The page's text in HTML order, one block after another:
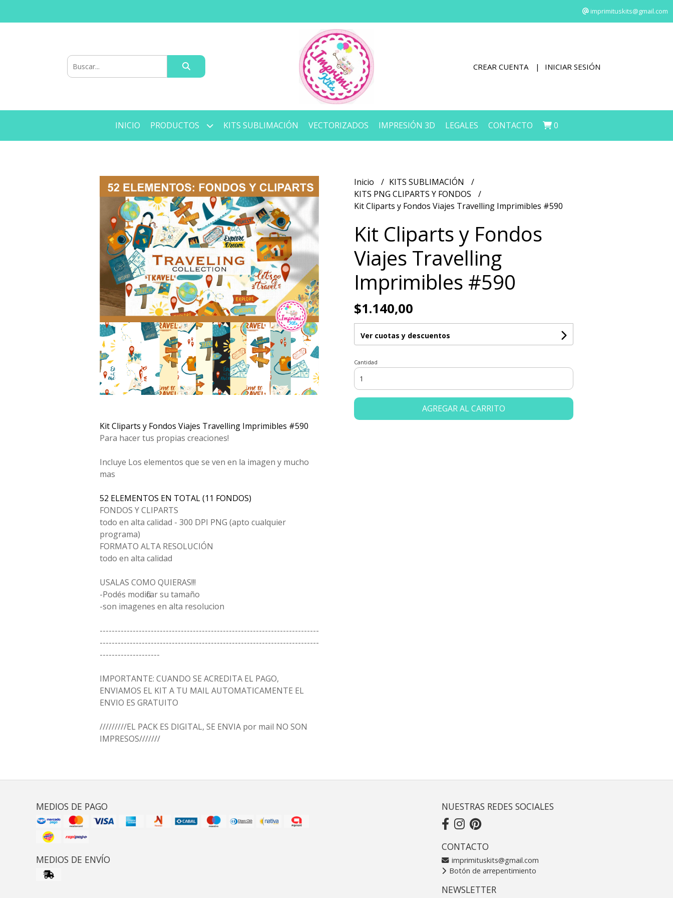
imprimituskits@gmail.com
CREAR CUENTA INICIAR SESIÓN
INICIO PRODUCTOS KITS SUBLIMACIÓN VECTORIZADOS IMPRESIÓN 3D LEGALES CONTACTO 0
Kit Cliparts y Fondos Viajes Travelling Imprimibles #590
Para hacer tus propias creaciones!
Incluye Los elementos que se ven en la imagen y mucho
mas
52 ELEMENTOS EN TOTAL (11 FONDOS)
FONDOS Y CLIPARTS
todo en alta calidad - 300 DPI PNG (apto cualquier
programa)
FORMATO ALTA RESOLUCIÓN
todo en alta calidad
USALAS COMO QUIERAS!!!
-Podés modificar su tamaño
-son imagenes en alta resolucion
-------------------------------------------------------------------------
-------------------------------------------------------------------------
--------------------
IMPORTANTE: CUANDO SE ACREDITA EL PAGO,
ENVIAMOS EL KIT A TU MAIL AUTOMATICAMENTE EL
ENVIO ES GRATUITO
/////////EL PACK ES DIGITAL, SE ENVIA por mail NO SON
IMPRESOS///////
Inicio
KITS SUBLIMACIÓN
KITS PNG CLIPARTS Y FONDOS
Kit Cliparts y Fondos Viajes Travelling Imprimibles #590
Kit Cliparts y Fondos
Viajes Travelling
Imprimibles #590
$1.140,00
Ver cuotas y descuentos
Cantidad
AGREGAR AL CARRITO
MEDIOS DE PAGO
MEDIOS DE ENVÍO
NUESTRAS REDES SOCIALES
CONTACTO
imprimituskits@gmail.com
Botón de arrepentimiento
NEWSLETTER